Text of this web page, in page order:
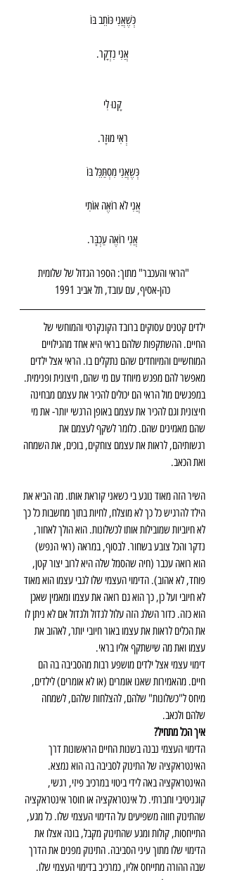
כְּשֶׁאֲנִי כּוֹתֵב בּוֹ
אֲנִי נִדְקָר.
קָנוּ לִי
רְאִי מוּזָר.
כְּשֶאֲנִי מִסְתַּכֵּל בּוֹ
אֲנִי לֹא רוֹאֶה אוֹתִי
אֲנִי רוֹאֶה עַכְבָּר.
"הראי והעכבר" מתוך: הספר הגדול של שלומית
כהן-אסיף, עם עובד, תל אביב 1991
ילדים קטנים עסוקים ברובד הקונקרטי והמוחשי של
החיים. ההשתקפות שלהם בראי היא אחד מהגילויים
המוחשיים והמיוחדים שהם נתקלים בו. הראי אצל ילדים
מאפשר להם מפגש מיוחד עם מי שהם, חיצונית ופנימית.
במפגשים מול הראי הם יכולים להכיר את עצמם מבחינה
חיצונית וגם להכיר את עצמם באופן הרגשי יותר- את מי
שהם מאמינים שהם. כלומר לשקף לעצמם את
רגשותיהם, לראות את עצמם צוחקים, בוכים, את השמחה
ואת הכאב.
השיר הזה מאוד נוגע בי כשאני קוראת אותו. מה הביא את
הילד להרגיש כל כך לא מוצלח, לחיות בתוך מחשבות כל כך
לא חיוביות שמובילות אותו לכשלונות. הוא הולך לאחור,
נדקר והכל צובע בשחור. לבסוף, במראה (ראי הנפש)
הוא רואה עכבר (חיה שהסמל שלה היא לרוב יצור קטן,
פוחד, לא אהוב). הדימוי העצמי שלו לגבי עצמו הוא מאוד
לא חיובי ועל כן, כך הוא גם רואה את עצמו ומאמין שאכן
הוא כזה. כדור השלג הזה עלול לגדול ולגדול אם לא ניתן לו
את הכלים לראות את עצמו באור חיובי יותר, לאהוב את
עצמו ואת מה שישתקף אליו בראי.
דימוי עצמי אצל ילדים מושפע רבות מהסביבה בה הם
חיים. מהאמירות שאנו אומרים (או לא אומרים) לילדים,
מיחס ל"כשלונות" שלהם, להצלחות שלהם, לשמחה
שלהם ולכאב.
איך הכל מתחיל?
הדימוי העצמי נבנה בשנות החיים הראשונות דרך
האינטראקציה של התינוק לסביבה בה הוא נמצא.
האינטראקציה באה לידי ביטוי במרכיב פיזי, רגשי,
קוגניטיבי וחברתי. כל אינטראקציה או חוסר אינטראקציה
שהתינוק חווה משפיעים על הדימוי העצמי שלו. כל מגע,
התייחסות, קולות ומגע שהתינוק מקבל, בונה אצלו את
הדימוי שלו מתוך עיני הסביבה. התינוק מפנים את הדרך
שבה ההורה מתייחס אליו, כמרכיב בדימוי העצמי שלו.